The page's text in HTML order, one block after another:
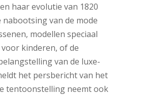
haar evolutie van 1820
nabootsing van de mode
modellen speciaal
kinderen, of de
van de luxe-
het persbericht van het
tentoonstelling neemt ook